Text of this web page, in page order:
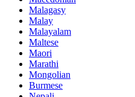
Malagasy
Malay
Malayalam
Maltese
Maori
Marathi
Mongolian
Burmese